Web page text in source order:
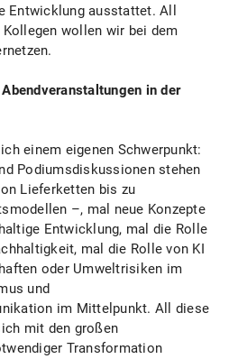
Entwicklung ausstattet. All
wollen wir bei dem
in der
einem eigenen Schwerpunkt:
Podiumsdiskussionen stehen
Lieferketten bis zu
–, mal neue Konzepte
Entwicklung, mal die Rolle
mal die Rolle von KI
oder Umweltrisiken im
und
im Mittelpunkt. All diese
mit den großen
Transformation